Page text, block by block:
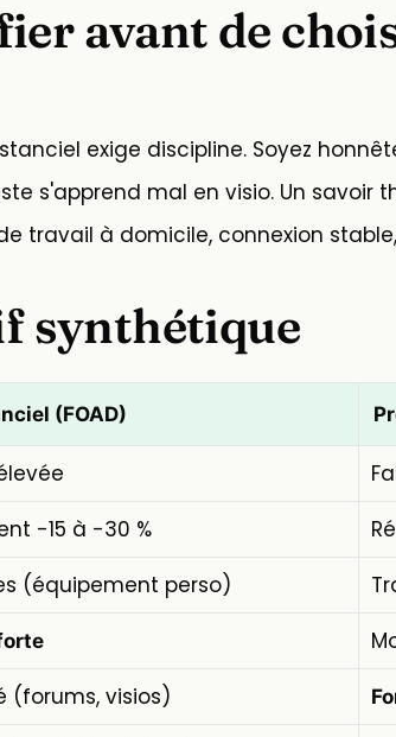
avant de
exige discipline. Soyez
s'apprend mal en visio. Un savoir
travail à domicile, connexion
synthétique
(FOAD)
-15 à -30 %
(équipement perso)
(forums, visios)